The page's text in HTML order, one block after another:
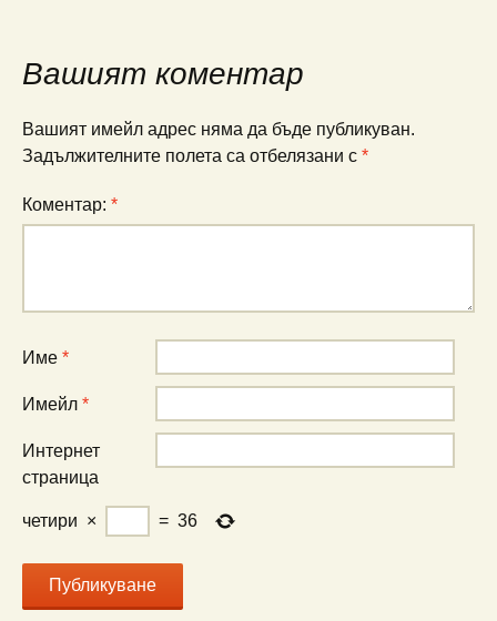
Вашият коментар
Вашият имейл адрес няма да бъде публикуван.
Задължителните полета са отбелязани с *
Коментар: *
Име *
Имейл *
Интернет
страница
четири × = 36